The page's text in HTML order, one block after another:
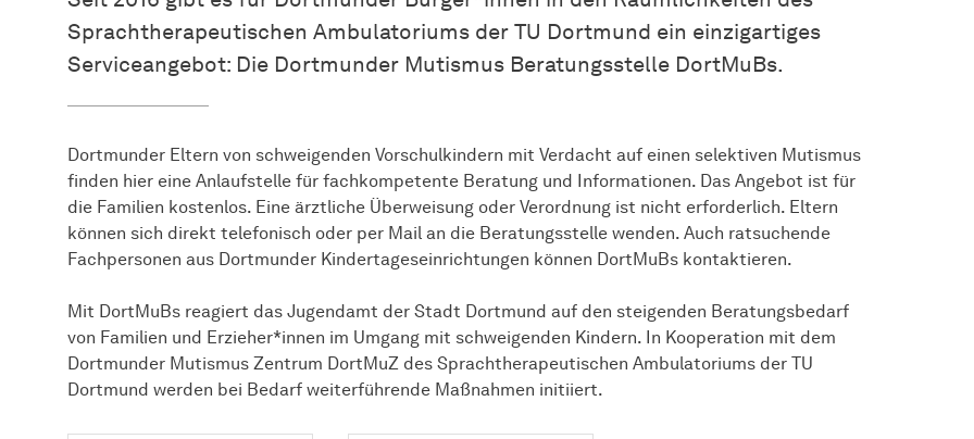
Sprachtherapeutischen Ambulatoriums der TU Dortmund ein einzigartiges
Serviceangebot: Die Dortmunder Mutismus Beratungsstelle DortMuBs.
Dortmunder Eltern von schweigenden Vorschulkindern mit Verdacht auf einen selektiven Mutismus
finden hier eine Anlaufstelle für fachkompetente Beratung und Informationen. Das Angebot ist für
die Familien kostenlos. Eine ärztliche Überweisung oder Verordnung ist nicht erforderlich. Eltern
können sich direkt telefonisch oder per Mail an die Beratungsstelle wenden. Auch ratsuchende
Fachpersonen aus Dortmunder Kindertageseinrichtungen können DortMuBs kontaktieren.
Mit DortMuBs reagiert das Jugendamt der Stadt Dortmund auf den steigenden Beratungsbedarf
von Familien und Erzieher*innen im Umgang mit schweigenden Kindern. In Kooperation mit dem
Dortmunder Mutismus Zentrum DortMuZ des Sprachtherapeutischen Ambulatoriums der TU
Dortmund werden bei Bedarf weiterführende Maßnahmen initiiert.